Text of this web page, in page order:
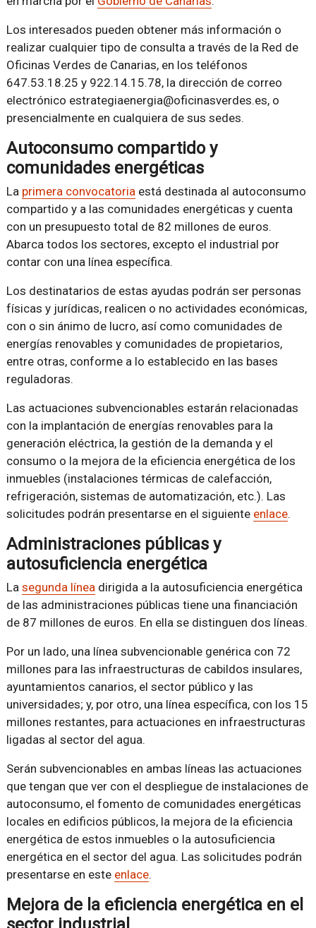
Los interesados pueden obtener más información o
realizar cualquier tipo de consulta a través de la Red de
Oficinas Verdes de Canarias, en los teléfonos
647.53.18.25 y 922.14.15.78, la dirección de correo
electrónico estrategiaenergia@oficinasverdes.es, o
presencialmente en cualquiera de sus sedes.
Autoconsumo compartido y
comunidades energéticas
La primera convocatoria está destinada al autoconsumo
compartido y a las comunidades energéticas y cuenta
con un presupuesto total de 82 millones de euros.
Abarca todos los sectores, excepto el industrial por
contar con una línea específica.
Los destinatarios de estas ayudas podrán ser personas
físicas y jurídicas, realicen o no actividades económicas,
con o sin ánimo de lucro, así como comunidades de
energías renovables y comunidades de propietarios,
entre otras, conforme a lo establecido en las bases
reguladoras.
Las actuaciones subvencionables estarán relacionadas
con la implantación de energías renovables para la
generación eléctrica, la gestión de la demanda y el
consumo o la mejora de la eficiencia energética de los
inmuebles (instalaciones térmicas de calefacción,
refrigeración, sistemas de automatización, etc.). Las
solicitudes podrán presentarse en el siguiente enlace.
Administraciones públicas y
autosuficiencia energética
La segunda línea dirigida a la autosuficiencia energética
de las administraciones públicas tiene una financiación
de 87 millones de euros. En ella se distinguen dos líneas.
Por un lado, una línea subvencionable genérica con 72
millones para las infraestructuras de cabildos insulares,
ayuntamientos canarios, el sector público y las
universidades; y, por otro, una línea específica, con los 15
millones restantes, para actuaciones en infraestructuras
ligadas al sector del agua.
Serán subvencionables en ambas líneas las actuaciones
que tengan que ver con el despliegue de instalaciones de
autoconsumo, el fomento de comunidades energéticas
locales en edificios públicos, la mejora de la eficiencia
energética de estos inmuebles o la autosuficiencia
energética en el sector del agua. Las solicitudes podrán
presentarse en este enlace.
Mejora de la eficiencia energética en el